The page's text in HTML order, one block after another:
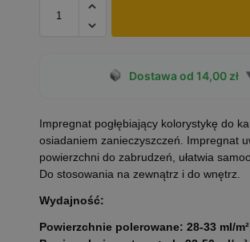
Dostawa od 14,00 zł
Impregnat pogłębiający kolorystykę do
osiadaniem zanieczyszczeń. Impregnat
powierzchni do zabrudzeń, ułatwia
Do stosowania na zewnątrz i do wnętrz.
Wydajność:
Powierzchnie polerowane: 28-33 ml/m²